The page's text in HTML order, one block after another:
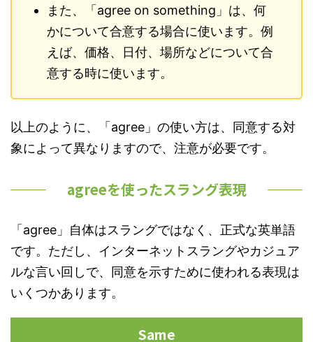
また、「agree on something」は、何
かについて合意する場合に使います。例
えば、価格、日付、場所などについて合
意する時に使います。
以上のように、「agree」の使い方は、同意する対
象によって異なりますので、注意が必要です。
agreeを使ったスラング表現
「agree」自体はスラングではなく、正式な英単語
です。ただし、インターネットスラングやカジュア
ルな言い回しで、同意を示すために使われる表現は
いくつかあります。
Same